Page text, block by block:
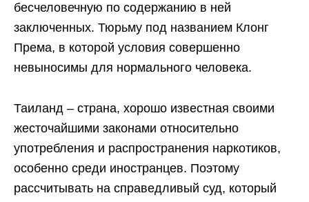
бесчеловечную по содержанию в ней
заключенных. Тюрьму под названием Клонг
Према, в которой условия совершенно
невыносимы для нормального человека.
Таиланд – страна, хорошо известная своими
жесточайшими законами относительно
употребления и распространения наркотиков,
особенно среди иностранцев. Поэтому
рассчитывать на справедливый суд, который